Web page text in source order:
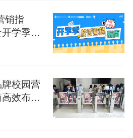
销指
学季营
校园营
效布